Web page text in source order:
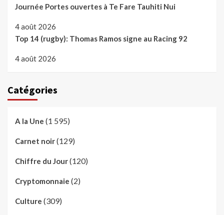
Journée Portes ouvertes à Te Fare Tauhiti Nui
4 août 2026
Top 14 (rugby): Thomas Ramos signe au Racing 92
4 août 2026
Catégories
A la Une (1 595)
Carnet noir(129)
Chiffre du Jour(120)
Cryptomonnaie (2)
Culture (309)